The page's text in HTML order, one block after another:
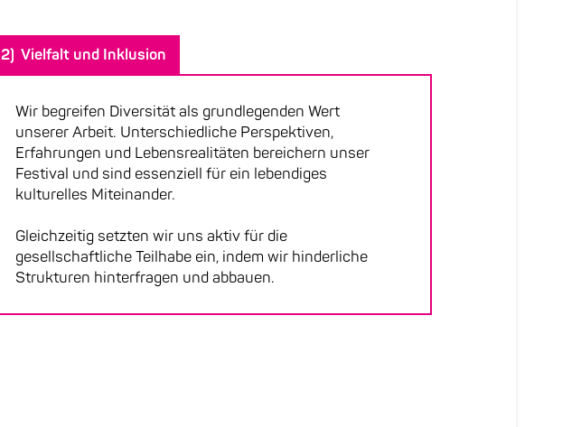
2) Vielfalt und Inklusion
Wir begreifen Diversität als grundlegenden Wert
unserer Arbeit. Unterschiedliche Perspektiven,
Erfahrungen und Lebensrealitäten bereichern unser
Festival und sind essenziell für ein lebendiges
kulturelles Miteinander.
Gleichzeitig setzten wir uns aktiv für die
gesellschaftliche Teilhabe ein, indem wir hinderliche
Strukturen hinterfragen und abbauen.